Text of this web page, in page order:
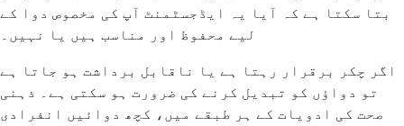
بتا سکتا ہے کہ آیا یہ ایڈجسٹمنٹ آپ کی مخصوص دوا کے
لیے محفوظ اور مناسب ہیں یا نہیں۔
اگر چکر برقرار رہتا ہے یا ناقابل برداشت ہو جاتا ہے
تو دواؤں کو تبدیل کرنے کی ضرورت ہو سکتی ہے۔ ذہنی
صحت کی ادویات کے ہر طبقے میں، کچھ دوائیں انفرادی